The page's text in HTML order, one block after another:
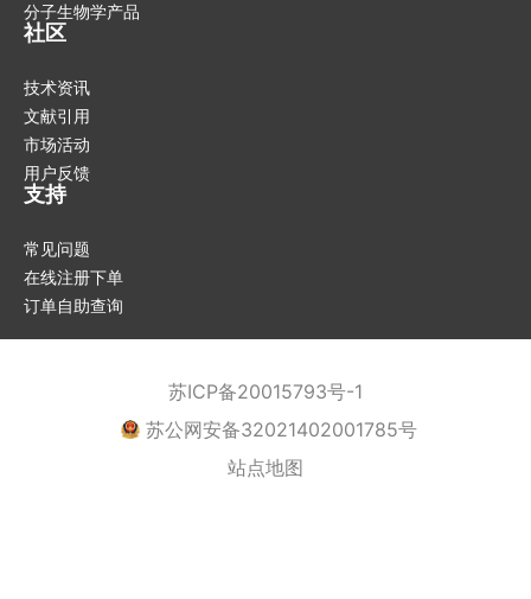
分子生物学产品
社区
技术资讯
文献引用
市场活动
用户反馈
支持
常见问题
在线注册下单
订单自助查询
苏ICP备20015793号-1
苏公网安备32021402001785号
站点地图